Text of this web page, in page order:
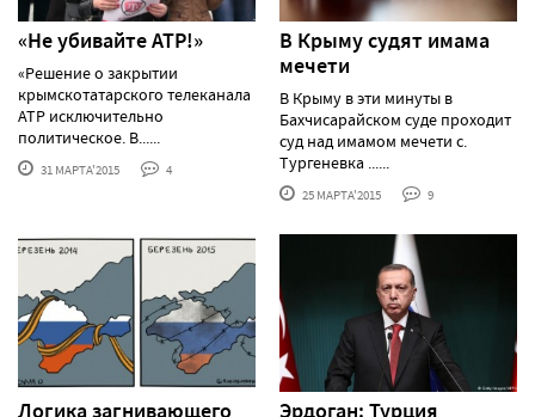
«Не убивайте АТР!»
«Решение о закрытии
крымскотатарского телеканала
АТР исключительно
политическое. В......
31 МАРТА'2015 4
В Крыму судят имама
мечети
В Крыму в эти минуты в
Бахчисарайском суде проходит
суд над имамом мечети с.
Тургеневка ......
25 МАРТА'2015 9